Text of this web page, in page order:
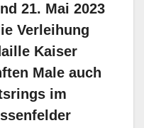
21. Mai 2023
Verleihung
Kaiser
Male auch
im